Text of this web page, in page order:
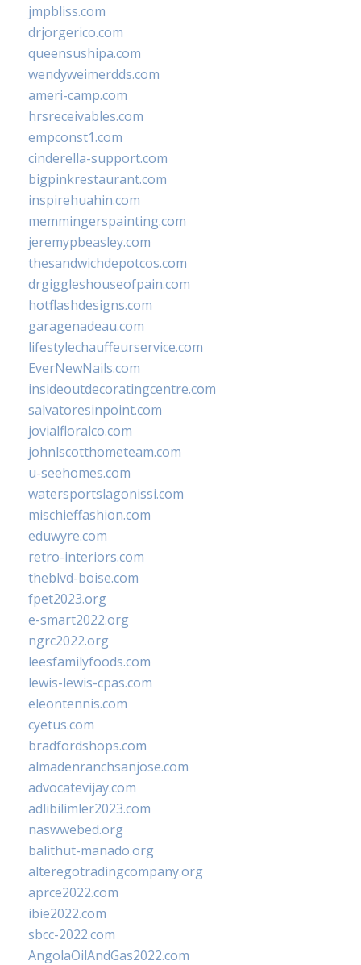
jmpbliss.com
drjorgerico.com
queensushipa.com
wendyweimerdds.com
ameri-camp.com
hrsreceivables.com
empconst1.com
cinderella-support.com
bigpinkrestaurant.com
inspirehuahin.com
memmingerspainting.com
jeremypbeasley.com
thesandwichdepotcos.com
drgiggleshouseofpain.com
hotflashdesigns.com
garagenadeau.com
lifestylechauffeurservice.com
EverNewNails.com
insideoutdecoratingcentre.com
salvatoresinpoint.com
jovialfloralco.com
johnlscotthometeam.com
u-seehomes.com
watersportslagonissi.com
mischieffashion.com
eduwyre.com
retro-interiors.com
theblvd-boise.com
fpet2023.org
e-smart2022.org
ngrc2022.org
leesfamilyfoods.com
lewis-lewis-cpas.com
eleontennis.com
cyetus.com
bradfordshops.com
almadenranchsanjose.com
advocatevijay.com
adlibilimler2023.com
naswwebed.org
balithut-manado.org
alteregotradingcompany.org
aprce2022.com
ibie2022.com
sbcc-2022.com
AngolaOilAndGas2022.com